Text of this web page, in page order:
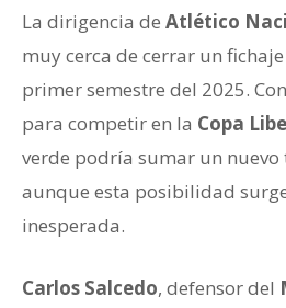
La dirigencia de Atlético
muy cerca de cerrar un
primer semestre del 2025.
para competir en la Copa
verde podría sumar un
aunque esta posibilidad
inesperada.
Carlos Salcedo, defensor del